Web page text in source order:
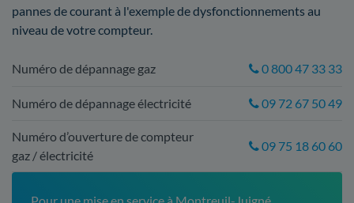
pannes de courant à l'exemple de dysfonctionnements au
niveau de votre compteur.
Numéro de dépannage gaz 0 800 47 33 33
Numéro de dépannage électricité 09 72 67 50 49
Numéro d’ouverture de compteur
gaz / électricité
09 75 18 60 60